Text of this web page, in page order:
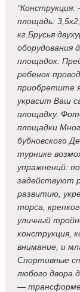
площадь:
кг.Брусья
оборудования
площадок.
ребенок
приобретите
украсит Ваш
площадку.
площадки
бубновского
турнике
упражнений:
задействуют
развитию,
торса,
уличный
конструкция,
внимание, и
Спортивные
любого
—